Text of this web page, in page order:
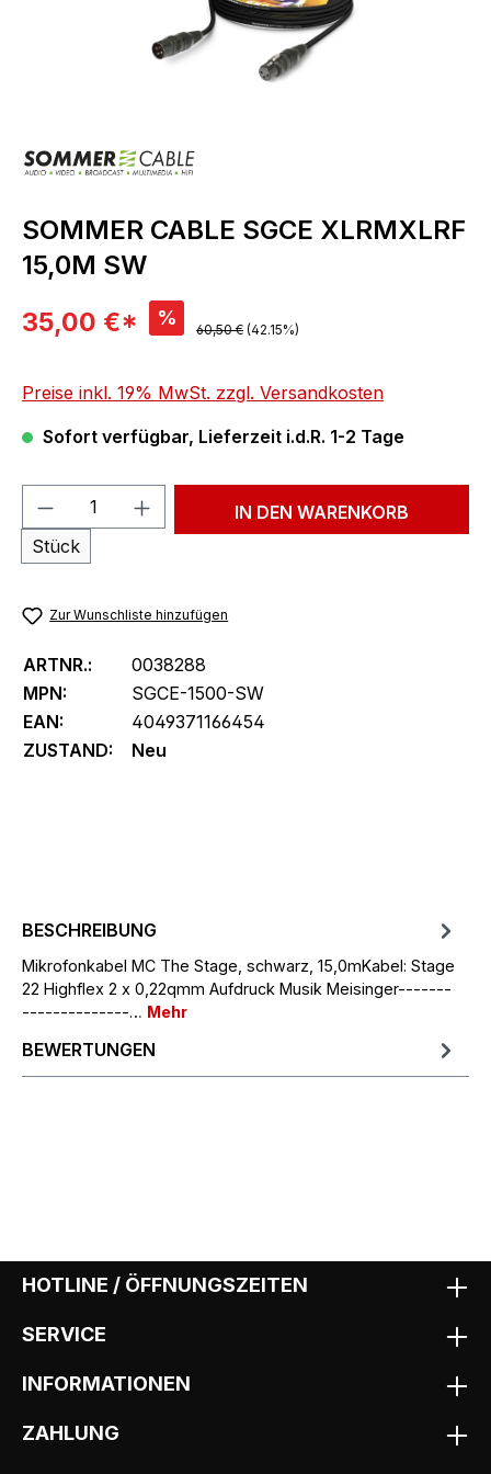
SOMMER CABLE SGCE XLRMXLRF
15,0M SW
Verkaufspreis:
35,00 €* % Regulärer Preis:
60,50 € (42.15%)
Preise inkl. 19% MwSt. zzgl. Versandkosten
Sofort verfügbar, Lieferzeit i.d.R. 1-2 Tage
Produkt Anzahl: Gib den
Stück
IN DEN WARENKORB
Zur Wunschliste hinzufügen
ARTNR.:
0038288
MPN:
SGCE-1500-SW
EAN:
4049371166454
ZUSTAND:
Neu
BESCHREIBUNG
Mikrofonkabel MC The Stage, schwarz, 15,0mKabel: Stage
22 Highflex 2 x 0,22qmm Aufdruck Musik Meisinger-------
--------------… Mehr
BEWERTUNGEN
HOTLINE / ÖFFNUNGSZEITEN
SERVICE
INFORMATIONEN
ZAHLUNG